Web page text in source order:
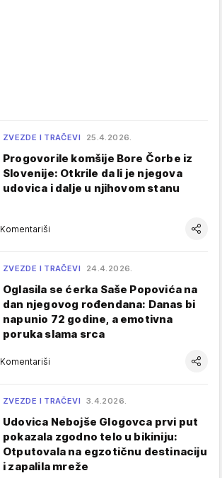
ZVEZDE I TRAČEVI 25.4.2026.
Progovorile komšije Bore Čorbe iz
Slovenije: Otkrile da li je njegova
udovica i dalje u njihovom stanu
Komentariši
ZVEZDE I TRAČEVI 24.4.2026.
Oglasila se ćerka Saše Popovića na
dan njegovog rođendana: Danas bi
napunio 72 godine, a emotivna
poruka slama srca
Komentariši
ZVEZDE I TRAČEVI 3.4.2026.
Udovica Nebojše Glogovca prvi put
pokazala zgodno telo u bikiniju:
Otputovala na egzotičnu destinaciju
i zapalila mreže